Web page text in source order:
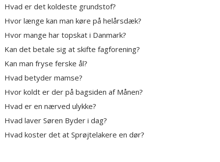
Hvad er det koldeste grundstof?
Hvor længe kan man køre på helårsdæk?
Hvor mange har topskat i Danmark?
Kan det betale sig at skifte fagforening?
Kan man fryse ferske ål?
Hvad betyder mamse?
Hvor koldt er der på bagsiden af Månen?
Hvad er en nærved ulykke?
Hvad laver Søren Byder i dag?
Hvad koster det at Sprøjtelakere en dør?